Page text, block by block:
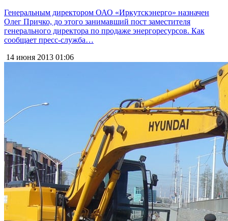
Генеральным директором ОАО «Иркутскэнерго» назначен
Олег Причко, до этого занимавший пост заместителя
генерального директора по продаже энергоресурсов. Как
сообщает пресс-служба…
14 июня 2013 01:06